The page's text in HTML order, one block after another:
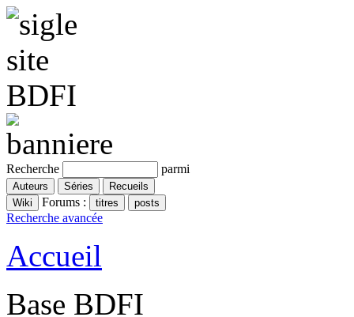
Recherche parmi
Forums :
Recherche avancée
Accueil
Base BDFI